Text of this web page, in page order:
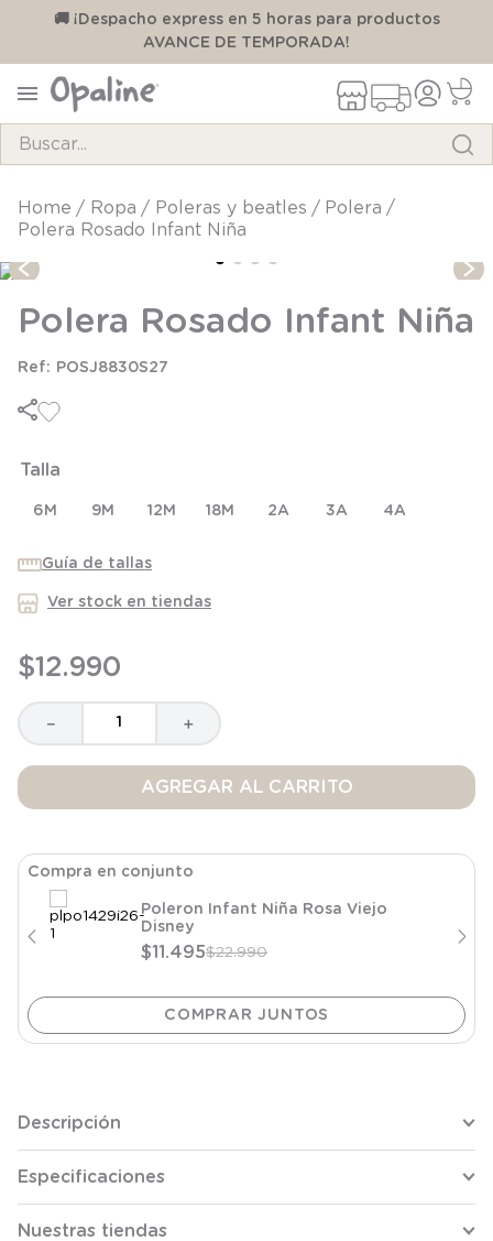
🚚 ¡Despacho express en 5 horas para productos
AVANCE DE TEMPORADA!
ropa poleras y beatles
polera
Polera Rosado Infant Niña
Polera Rosado Infant Niña
POSJ8830S27
Talla
6M 9M 12M 18M 2A 3A 4A
Guía de tallas
Ver stock en tiendas
$12.990
＋
－
AGREGAR AL CARRITO
Compra en conjunto
Poleron Infant Niña Rosa Viejo
Disney
$11.495$22.990
Descripción
Especificaciones
Nuestras tiendas
TÉRMINOS MÁS BUSCADOS
3.
zapatillas
4.
body
5.
7.
8.
saco dormir
saco
zapatillas niño